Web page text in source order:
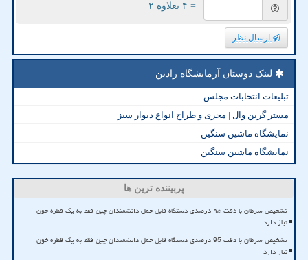
= ۴ بعلاوه ۲
ارسال نظر
لینک دوستان آزمایشگاه رادین
تبلیغات انتخابات مجلس
مستر گرین وال | مجری و طراح انواع دیوار سبز
نمایشگاه ماشین سنگین
نمایشگاه ماشین سنگین
پربیننده ترین ها
تشخیص سرطان با دقت ۹۵ درصدی دستگاه قابل حمل دانشمندان چین فقط به یک قطره خون
نیاز دارد
تشخیص سرطان با دقت 95 درصدی دستگاه قابل حمل دانشمندان چین فقط به یک قطره خون
نیاز دارد